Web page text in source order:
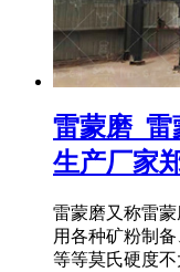
雷蒙磨_
生产厂家
雷蒙磨又称雷
用各种矿粉制
等等莫氏硬度